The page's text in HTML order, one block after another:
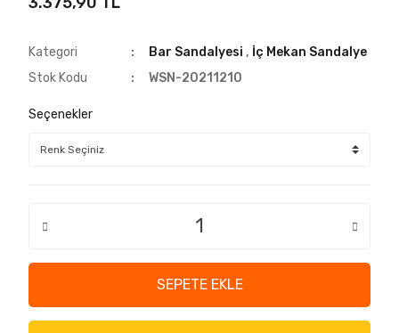
Kategori Bar Sandalyesi , İç Mekan Sandalye
Stok Kodu
WSN-20211210
Seçenekler
SEPETE EKLE